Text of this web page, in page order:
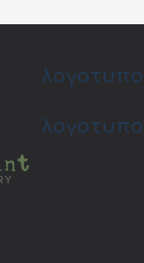
λογοτυπο
λογοτυπο